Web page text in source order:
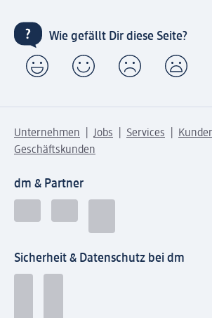
Wie gefällt Dir diese Seite?
Unternehmen Jobs Services
Geschäftskunden
dm & Partner
Sicherheit & Datenschutz bei dm